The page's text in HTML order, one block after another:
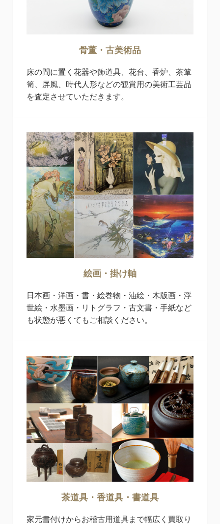
骨董・古美術品
床の間に置く花器や飾道具、花台、香炉、茶箪
笥、屏風、時代人形などの観賞用の美術工芸品
を査定させていただきます。
絵画・掛け軸
日本画・洋画・書・絵巻物・油絵・木版画・浮
世絵・水墨画・リトグラフ・古文書・手紙など
も状態が悪くてもご相談ください。
茶道具・香道具・書道具
家元書付けからお稽古用道具まで幅広く買取り